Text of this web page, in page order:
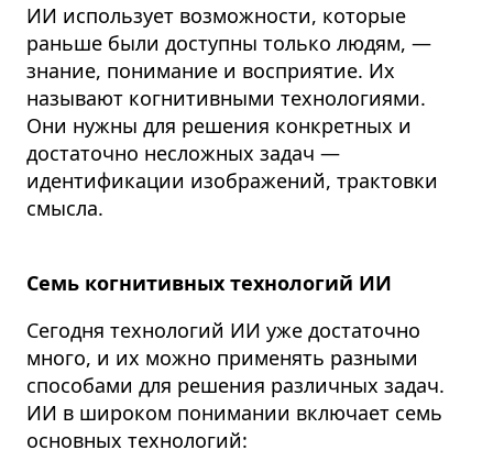
ИИ использует возможности, которые
раньше были доступны только людям, —
знание, понимание и восприятие. Их
называют когнитивными технологиями.
Они нужны для решения конкретных и
достаточно несложных задач —
идентификации изображений, трактовки
смысла.
Семь когнитивных технологий ИИ
Сегодня технологий ИИ уже достаточно
много, и их можно применять разными
способами для решения различных задач.
ИИ в широком понимании включает семь
основных технологий: